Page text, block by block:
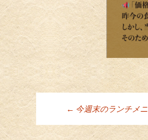
投稿ナビ
← 今週末のランチメ